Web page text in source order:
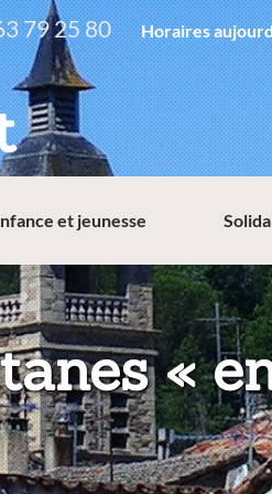
79 25 80 Horaires
et jeunesse
«